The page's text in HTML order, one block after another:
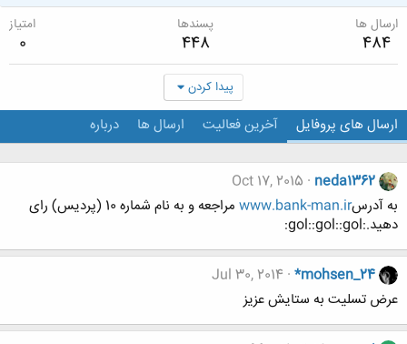
ارسال ها
484
پسندها
448
امتیاز
0
پیدا کردن
ارسال های پروفایل آخرین فعالیت ارسال ها درباره
neda1362
Oct 17, 2015
به آدرسwww.bank-man.ir
مراجعه و به نام شماره 10 (پردیس) رای
دهید.:gol::gol::gol:
*mohsen_24
Jul 30, 2014
عرض تسلیت به ستایش عزیز